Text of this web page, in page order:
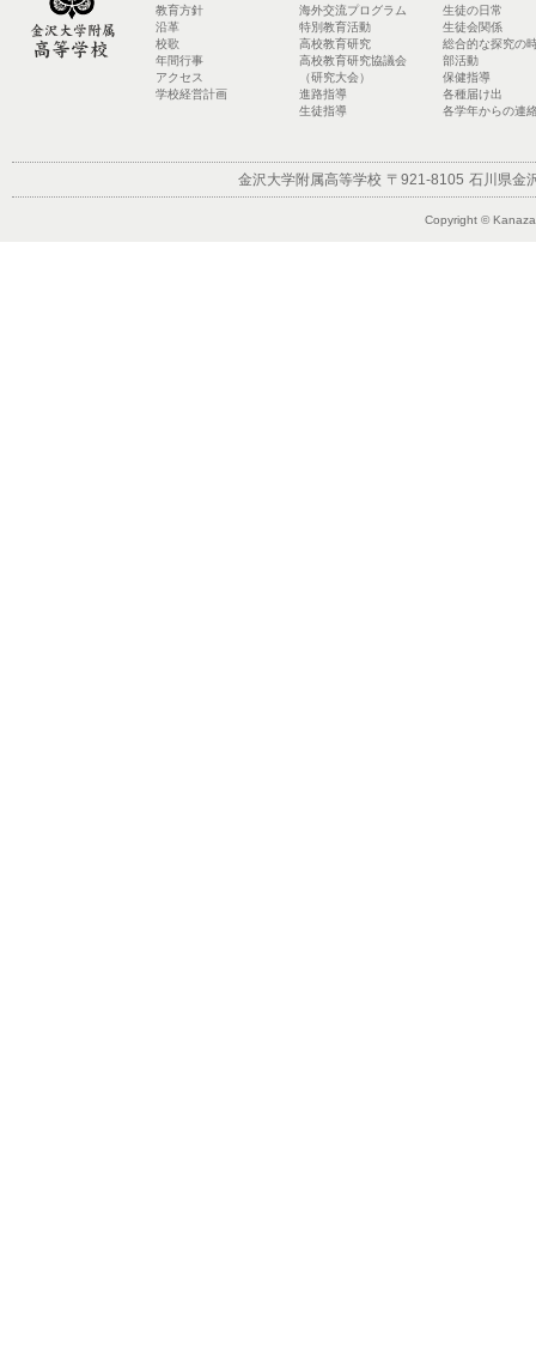
教育方針
沿革
校歌
年間行事
アクセス
学校経営計画
海外交流プログラム
特別教育活動
高校教育研究
高校教育研究協議会
（研究大会）
進路指導
生徒指導
生徒の日常
生徒会関係
総合的な探究の
部活動
保健指導
各種届け出
各学年からの連
金沢大学附属高等学校 〒921-8105 石川県金
Copyright ©